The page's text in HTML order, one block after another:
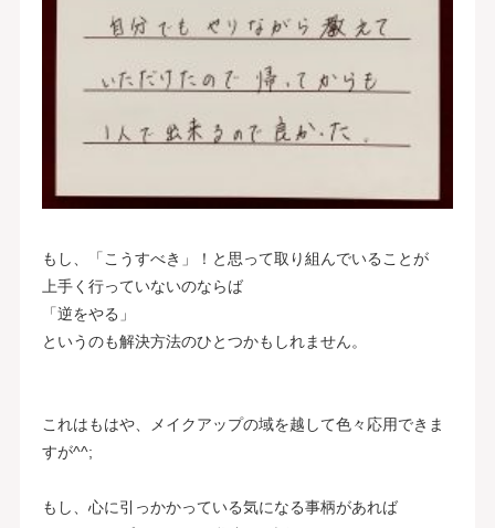
もし、「こうすべき」！と思って取り組んでいることが
上手く行っていないのならば
「逆をやる」
というのも解決方法のひとつかもしれません。
これはもはや、メイクアップの域を越して色々応用できま
すが^^;
もし、心に引っかかっている気になる事柄があれば